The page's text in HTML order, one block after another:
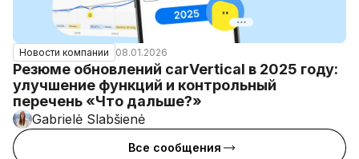
Новости компании 08.01.2026
Резюме обновлений carVertical в 2025 году:
улучшение функций и контрольный
перечень «Что дальше?»
Gabrielė Slabšienė
Все сообщения